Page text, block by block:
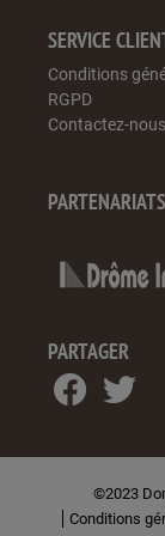
SERVICE
Conditions
RGPD
Contactez-nous
PARTENARIATS
PARTAGER
©2023
Conditions